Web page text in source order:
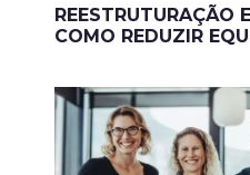
REESTRUTURAÇÃO
COMO REDUZIR